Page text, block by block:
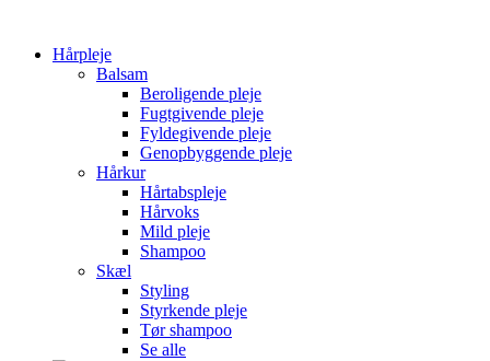
Hårpleje
Balsam
Beroligende pleje
Fugtgivende pleje
Fyldegivende pleje
Genopbyggende pleje
Hårkur
Hårtabspleje
Hårvoks
Mild pleje
Shampoo
Skæl
Styling
Styrkende pleje
Tør shampoo
Se alle